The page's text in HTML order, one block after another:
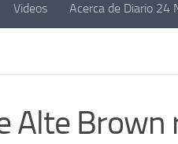
Videos Acerca de Diario 24
Alte Brown